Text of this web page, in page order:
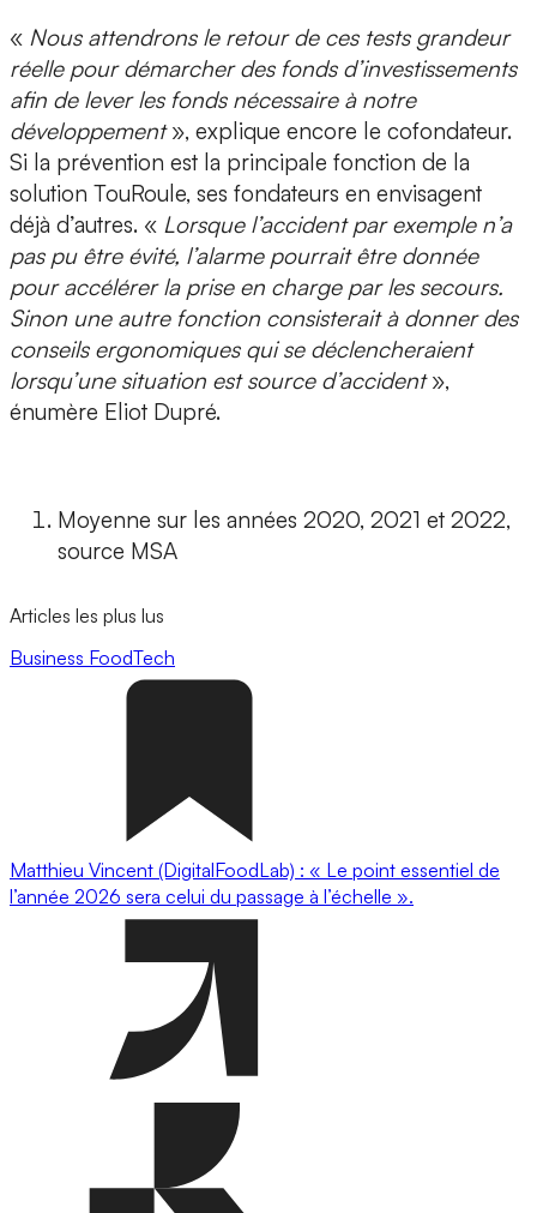
« Nous attendrons le retour de ces tests grandeur
réelle pour démarcher des fonds d’investissements
afin de lever les fonds nécessaire à notre
développement», explique encore le cofondateur.
Si la prévention est la principale fonction de la
solution TouRoule, ses fondateurs en envisagent
déjà d’autres. « Lorsque l’accident par exemple n’a
pas pu être évité, l’alarme pourrait être donnée
pour accélérer la prise en charge par les secours.
Sinon une autre fonction consisterait à donner des
conseils ergonomiques qui se déclencheraient
lorsqu’une situation est source d’accident»,
énumère Eliot Dupré.
Moyenne sur les années 2020, 2021 et 2022,
source MSA
Articles les plus lus
Business FoodTech
Matthieu Vincent (DigitalFoodLab) : « Le point essentiel de
l’année 2026 sera celui du passage à l’échelle ».